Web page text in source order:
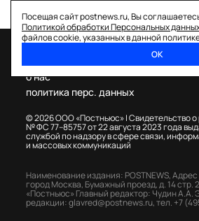
Посещая сайт postnews.ru, Вы
Политикой обработки Персональных
файлов cookie, указанных в данной
ОК
© 2026 ООО «Постньюс» |Свидетельство
№ ФС 77–85757 от 22 августа 2023 года
службой по надзору в сфере связи,
и массовых коммуникаций
о нас
политика перс. данных
Наименование издания: POSTNEWS,Адрес
город Москва, Бумажный проезд, д. 14 стр. 2
«Постньюс» Главный редактор: Чудин А.А.
редакции:glavred@postnews.ru,тел. +7